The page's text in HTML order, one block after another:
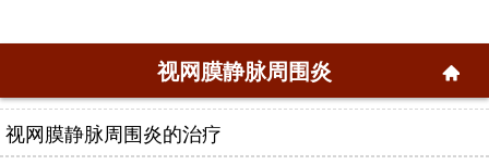
视网膜静脉周围炎
视网膜静脉周围炎的治疗